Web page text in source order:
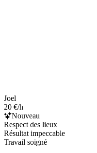
Joel
20 €/h
Nouveau
Respect des lieux
Résultat impeccable
Travail soigné